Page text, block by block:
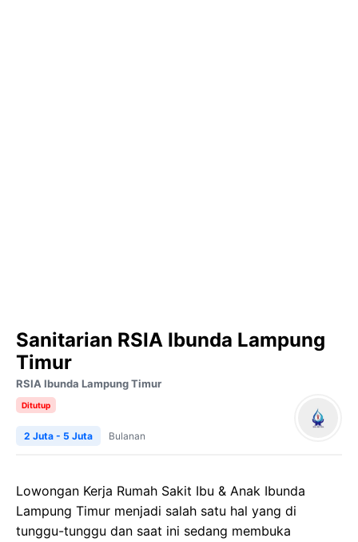
Sanitarian RSIA Ibunda Lampung
Timur
RSIA Ibunda Lampung Timur
Ditutup
2 Juta - 5 Juta Bulanan
Lowongan Kerja Rumah Sakit Ibu & Anak Ibunda
Lampung Timur menjadi salah satu hal yang di
tunggu-tunggu dan saat ini sedang membuka